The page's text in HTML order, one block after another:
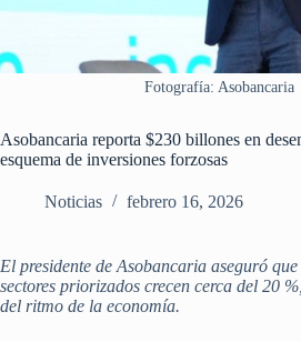
Fotografía: Asobancaria
Asobancaria reporta $230 billones en
esquema de inversiones forzosas
Noticias febrero 16, 2026
El presidente de Asobancaria aseguró
sectores priorizados crecen cerca del 20
del ritmo de la economía.